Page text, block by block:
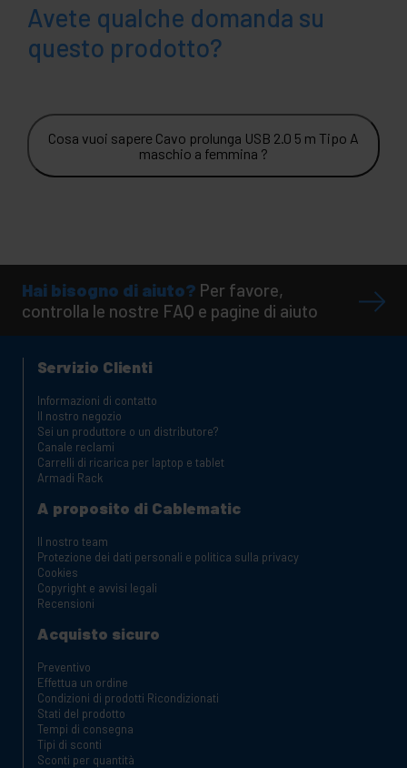
Avete qualche domanda su
questo prodotto?
Cosa vuoi sapere Cavo prolunga USB 2.0 5 m Tipo A
maschio a femmina ?
Hai bisogno di aiuto? Per favore,
controlla le nostre FAQ e pagine di aiuto
Servizio Clienti
Informazioni di contatto
Il nostro negozio
Sei un produttore o un distributore?
Canale reclami
Carrelli di ricarica per laptop e tablet
Armadi Rack
A proposito di Cablematic
Il nostro team
Protezione dei dati personali e politica sulla privacy
Cookies
Copyright e avvisi legali
Recensioni
Acquisto sicuro
Preventivo
Effettua un ordine
Condizioni di prodotti Ricondizionati
Stati del prodotto
Tempi di consegna
Tipi di sconti
Sconti per quantità